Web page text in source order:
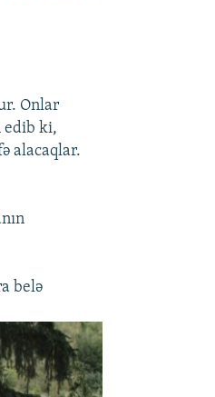
Onlar
edib ki,
alacaqlar.
belə